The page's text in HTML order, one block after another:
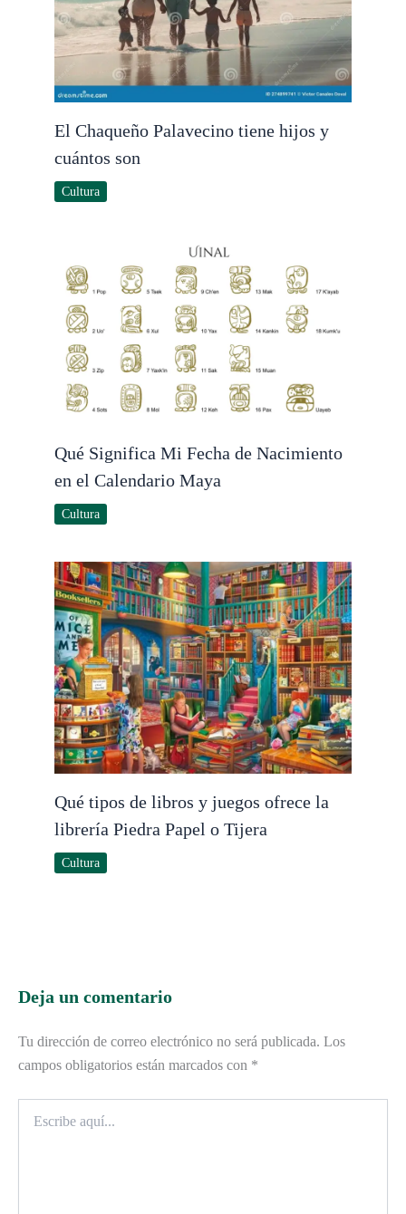
El Chaqueño Palavecino tiene hijos y
cuántos son
Cultura
Qué Significa Mi Fecha de Nacimiento
en el Calendario Maya
Cultura
Qué tipos de libros y juegos ofrece la
librería Piedra Papel o Tijera
Cultura
Deja un comentario
Tu dirección de correo electrónico no será publicada. Los
campos obligatorios están marcados con *
aquí...